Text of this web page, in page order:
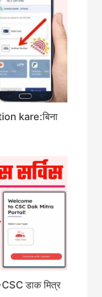
kare:बिना
डाक मित्र